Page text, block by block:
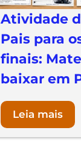
Atividade
Pais para
finais:
baixar em
Leia mais